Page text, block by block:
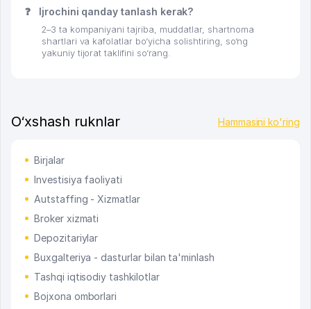
❓ Ijrochini qanday tanlash kerak?
2–3 ta kompaniyani tajriba, muddatlar, shartnoma
shartlari va kafolatlar bo‘yicha solishtiring, so‘ng
yakuniy tijorat taklifini so‘rang.
O‘xshash ruknlar Hammasini ko'ring
Birjalar
Investisiya faoliyati
Autstaffing - Xizmatlar
Broker xizmati
Depozitariylar
Buxgalteriya - dasturlar bilan ta'minlash
Tashqi iqtisodiy tashkilotlar
Bojxona omborlari